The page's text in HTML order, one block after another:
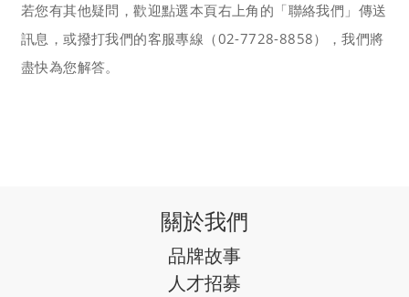
若您有其他疑問，歡迎點選本頁右上角的「聯絡我們」傳送
訊息，或撥打我們的客服專線（02-7728-8858），我們將
盡快為您解答。
關於我們
品牌故事
人才招募